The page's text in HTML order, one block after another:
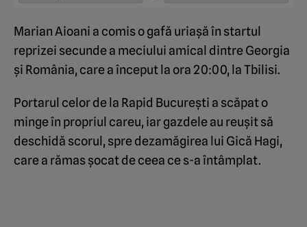
Marian Aioani a comis o gafă uriașă în startul
reprizei secunde a meciului amical dintre Georgia
și România, care a început la ora 20:00, la Tbilisi.
Portarul celor de la Rapid București a scăpat o
minge în propriul careu, iar gazdele au reușit să
deschidă scorul, spre dezamăgirea lui Gică Hagi,
care a rămas șocat de ceea ce s-a întâmplat.